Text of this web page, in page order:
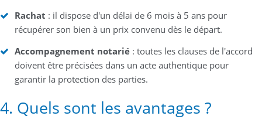
Rachat : il dispose d'un délai de 6 mois à 5 ans pour
récupérer son bien à un prix convenu dès le départ.
Accompagnement notarié : toutes les clauses de l'accord
doivent être précisées dans un acte authentique pour
garantir la protection des parties.
4. Quels sont les avantages ?